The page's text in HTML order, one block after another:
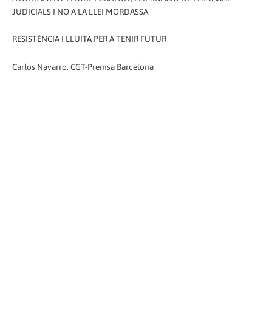
JUDICIALS I NO A LA LLEI MORDASSA.
RESISTÈNCIA I LLUITA PER A TENIR FUTUR
Carlos Navarro, CGT-Premsa Barcelona